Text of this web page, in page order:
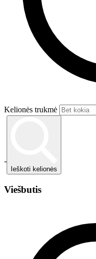
Kelionės trukmė
-
Ieškoti kelionės
Viešbutis